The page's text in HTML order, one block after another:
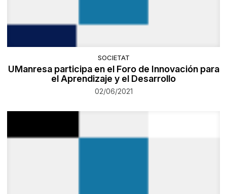
SOCIETAT
UManresa participa en el Foro de Innovación para
el Aprendizaje y el Desarrollo
02/06/2021